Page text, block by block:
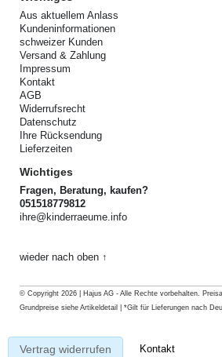
Aus aktuellem Anlass
Kundeninformationen
schweizer Kunden
Versand & Zahlung
Impressum
Kontakt
AGB
Widerrufsrecht
Datenschutz
Ihre Rücksendung
Lieferzeiten
Wichtiges
Fragen, Beratung, kaufen?
051518779812
ihre@kinderraeume.info
wieder nach oben ↑
© Copyright 2026 | Hajus AG - Alle Rechte vorbehalten.
Grundpreise siehe Artikeldetail | *Gilt für Lieferungen nach
Vertrag widerrufen Kontakt